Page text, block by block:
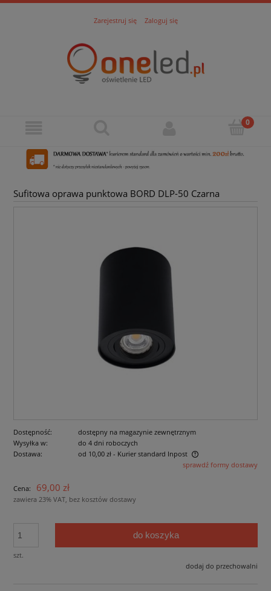
Zarejestruj się Zaloguj się
Sufitowa oprawa punktowa BORD DLP-50 Czarna
Dostępność:
dostępny na magazynie zewnętrznym
Wysyłka w:
do 4 dni roboczych
Dostawa:
od 10,00 zł - Kurier standard Inpost
Cena nie zawiera ewentualnych kosztów płatnościsprawdź formy dostawy
Cena: 69,00 zł
zawiera 23% VAT, bez kosztów dostawy
szt.
do koszyka
dodaj do przechowalni